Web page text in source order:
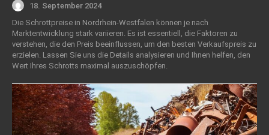
18. September 2024
Die Schrottpreise in Nordrhein-Westfalen können je nach
Marktentwicklung stark variieren. Es ist essentiell, die Faktoren zu
verstehen, die den Preis beeinflussen, um den besten Verkaufspreis zu
erzielen. Lassen Sie uns die Details analysieren und Ihnen helfen, den
Wert Ihres Schrotts maximal auszuschöpfen.